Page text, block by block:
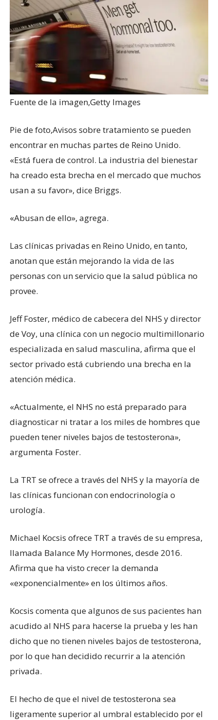
Fuente de la imagen,Getty Images
Pie de foto,Avisos sobre tratamiento se pueden
encontrar en muchas partes de Reino Unido.
«Está fuera de control. La industria del bienestar
ha creado esta brecha en el mercado que muchos
usan a su favor», dice Briggs.
«Abusan de ello», agrega.
Las clínicas privadas en Reino Unido, en tanto,
anotan que están mejorando la vida de las
personas con un servicio que la salud pública no
provee.
Jeff Foster, médico de cabecera del NHS y director
de Voy, una clínica con un negocio multimillonario
especializada en salud masculina, afirma que el
sector privado está cubriendo una brecha en la
atención médica.
«Actualmente, el NHS no está preparado para
diagnosticar ni tratar a los miles de hombres que
pueden tener niveles bajos de testosterona»,
argumenta Foster.
La TRT se ofrece a través del NHS y la mayoría de
las clínicas funcionan con endocrinología o
urología.
Michael Kocsis ofrece TRT a través de su empresa,
llamada Balance My Hormones, desde 2016.
Afirma que ha visto crecer la demanda
«exponencialmente» en los últimos años.
Kocsis comenta que algunos de sus pacientes han
acudido al NHS para hacerse la prueba y les han
dicho que no tienen niveles bajos de testosterona,
por lo que han decidido recurrir a la atención
privada.
El hecho de que el nivel de testosterona sea
ligeramente superior al umbral establecido por el